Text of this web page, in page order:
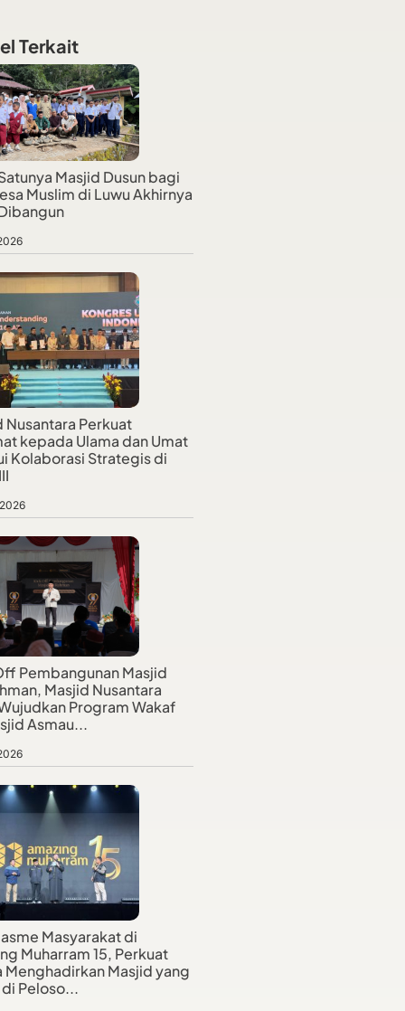
Terkait
Masjid Dusun bagi
Muslim di Luwu Akhirnya
Nusantara Perkuat
kepada Ulama dan Umat
Kolaborasi Strategis di
Pembangunan Masjid
Masjid Nusantara
Program Wakaf
Asmau...
Masyarakat di
Muharram 15, Perkuat
Menghadirkan Masjid yang
Peloso...